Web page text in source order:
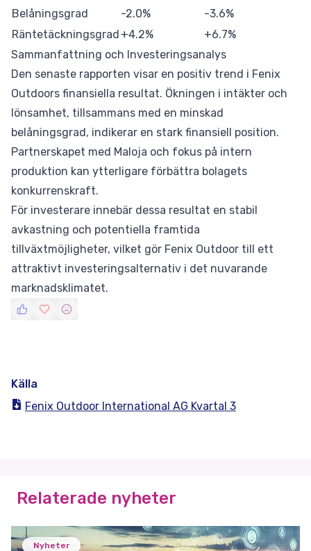
Belåningsgrad
-2.0%
-3.6%
Räntetäckningsgrad +4.2%
+6.7%
Sammanfattning och Investeringsanalys
Den senaste rapporten visar en positiv trend i Fenix
Outdoors finansiella resultat. Ökningen i intäkter och
lönsamhet, tillsammans med en minskad
belåningsgrad, indikerar en stark finansiell position.
Partnerskapet med Maloja och fokus på intern
produktion kan ytterligare förbättra bolagets
konkurrenskraft.
För investerare innebär dessa resultat en stabil
avkastning och potentiella framtida
tillväxtmöjligheter, vilket gör Fenix Outdoor till ett
attraktivt investeringsalternativ i det nuvarande
marknadsklimatet.
Källa
Fenix Outdoor International AG Kvartal 3
Relaterade nyheter
Nyheter